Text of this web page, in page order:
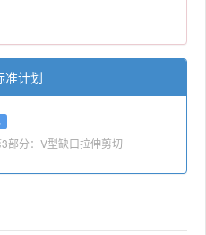
准计划
部分：V型缺口拉伸剪切